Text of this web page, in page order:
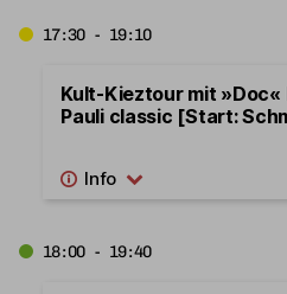
17:30 - 19:10
Kult-Kieztour mit »Doc«
Pauli classic [Start:
18:00 - 19:40